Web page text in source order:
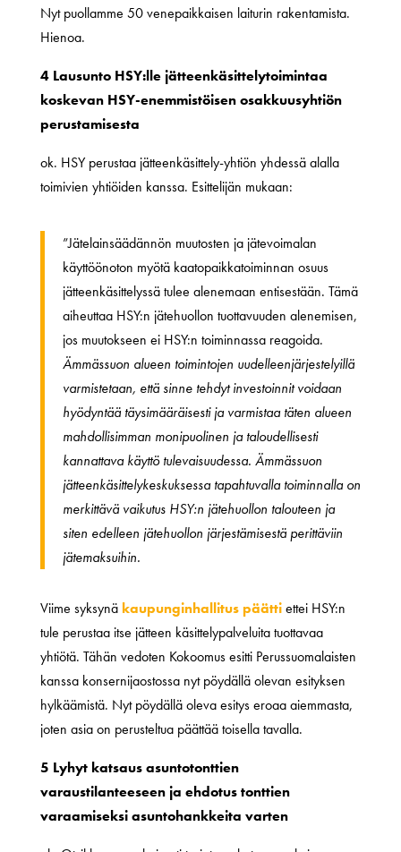
Nyt puollamme 50 venepaikkaisen laiturin rakentamista.
Hienoa.
4 Lausunto HSY:lle jätteenkäsittelytoimintaa
koskevan HSY-enemmistöisen osakkuusyhtiön
perustamisesta
ok. HSY perustaa jätteenkäsittely-yhtiön yhdessä alalla
toimivien yhtiöiden kanssa. Esittelijän mukaan:
”Jätelainsäädännön muutosten ja jätevoimalan
käyttöönoton myötä kaatopaikkatoiminnan osuus
jätteenkäsittelyssä tulee alenemaan entisestään. Tämä
aiheuttaa HSY:n jätehuollon tuottavuuden alenemisen,
jos muutokseen ei HSY:n toiminnassa reagoida.
Ämmässuon alueen toimintojen uudelleenjärjestelyillä
varmistetaan, että sinne tehdyt investoinnit voidaan
hyödyntää täysimääräisesti ja varmistaa täten alueen
mahdollisimman monipuolinen ja taloudellisesti
kannattava käyttö tulevaisuudessa. Ämmässuon
jätteenkäsittelykeskuksessa tapahtuvalla toiminnalla on
merkittävä vaikutus HSY:n jätehuollon talouteen ja
siten edelleen jätehuollon järjestämisestä perittäviin
jätemaksuihin.
Viime syksynä kaupunginhallitus päättiettei HSY:n
tule perustaa itse jätteen käsittelypalveluita tuottavaa
yhtiötä. Tähän vedoten Kokoomus esitti Perussuomalaisten
kanssa konsernijaostossa nyt pöydällä olevan esityksen
hylkäämistä. Nyt pöydällä oleva esitys eroaa aiemmasta,
joten asia on perusteltua päättää toisella tavalla.
5 Lyhyt katsaus asuntotonttien
varaustilanteeseen ja ehdotus tonttien
varaamiseksi asuntohankkeita varten